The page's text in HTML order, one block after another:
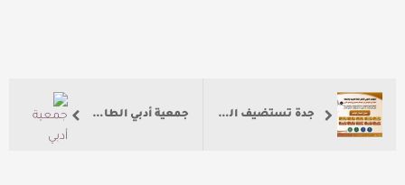
جدة تستضيف المؤتمر الدولي الثامن للغة العربية وآدابها جمعية أدبي الطائف تقيم اﻷمسية الرابعة من برنامج مديد بأمسية (الورد من الدار إلى الشعر )